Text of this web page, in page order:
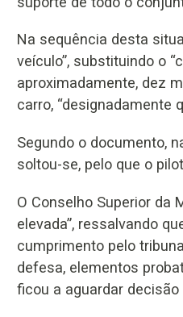
Na sequência desta
veículo”, substituindo o
aproximadamente, dez
carro, “designadamente
Segundo o documento,
soltou-se, pelo que o
O Conselho Superior da
elevada”, ressalvando
cumprimento pelo
defesa, elementos
ficou a aguardar